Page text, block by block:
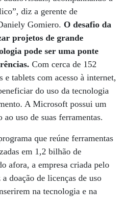
diz a gerente de
Gomiero. O desafio da
projetos de grande
pode ser uma ponte
Com cerca de 152
e tablets com acesso à internet,
do uso da tecnologia
A Microsoft possui um
uso de suas ferramentas.
que reúne ferramentas
em 1,2 bilhão de
afora, a empresa criada pelo
doação de licenças de uso
na tecnologia e na